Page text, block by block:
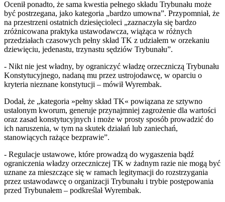
Ocenił ponadto, że sama kwestia pełnego składu Trybunału może
być postrzegana, jako kategoria „bardzo umowna”. Przypomniał, że
na przestrzeni ostatnich dziesięcioleci „zaznaczyła się bardzo
zróżnicowana praktyka ustawodawcza, wiążąca w różnych
przedziałach czasowych pełny skład TK z udziałem w orzekaniu
dziewięciu, jedenastu, trzynastu sędziów Trybunału”.
- Nikt nie jest władny, by ograniczyć władzę orzeczniczą Trybunału
Konstytucyjnego, nadaną mu przez ustrojodawcę, w oparciu o
kryteria nieznane konstytucji – mówił Wyrembak.
Dodał, że „kategoria »pełny skład TK« powiązana ze sztywno
ustalonym kworum, generuje przynajmniej zagrożenie dla wartości
oraz zasad konstytucyjnych i może w prosty sposób prowadzić do
ich naruszenia, w tym na skutek działań lub zaniechań,
stanowiących rażące bezprawie”.
- Regulacje ustawowe, które prowadzą do wygaszenia bądź
ograniczenia władzy orzeczniczej TK w żadnym razie nie mogą być
uznane za mieszczące się w ramach legitymacji do rozstrzygania
przez ustawodawcę o organizacji Trybunału i trybie postępowania
przed Trybunałem – podkreślał Wyrembak.